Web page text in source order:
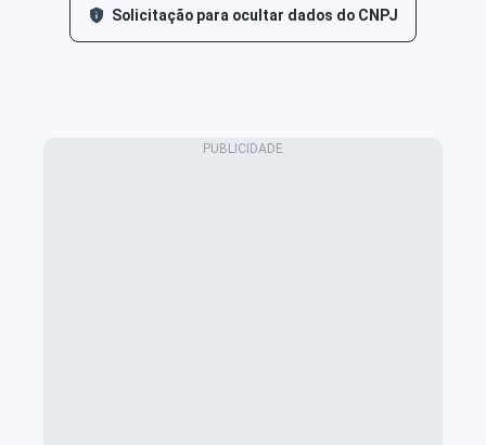
Solicitação para ocultar dados do CNPJ